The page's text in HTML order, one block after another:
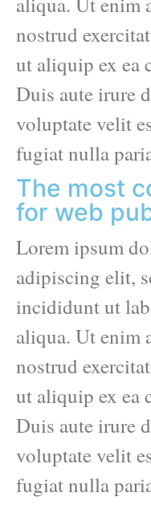
nostrud
ut aliquip ex ea
Duis aute irure
voluptate velit
fugiat nulla
The most
for web
Lorem ipsum
adipiscing elit,
incididunt ut
aliqua. Ut enim
nostrud
ut aliquip ex ea
Duis aute irure
voluptate velit
fugiat nulla